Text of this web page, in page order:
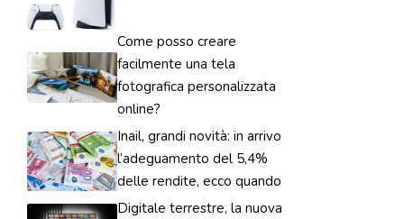
Come posso creare
facilmente una tela
fotografica personalizzata
online?
Inail, grandi novità: in arrivo
l’adeguamento del 5,4%
delle rendite, ecco quando
Digitale terrestre, la nuova